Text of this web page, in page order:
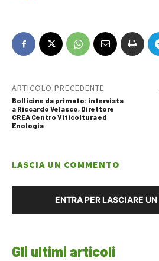
ARTICOLO PRECEDENTE
Bollicine da primato: intervista
a Riccardo Velasco, Direttore
CREA Centro Viticoltura ed
Enologia
LASCIA UN COMMENTO
ENTRA PER LASCIARE
Gli ultimi articoli